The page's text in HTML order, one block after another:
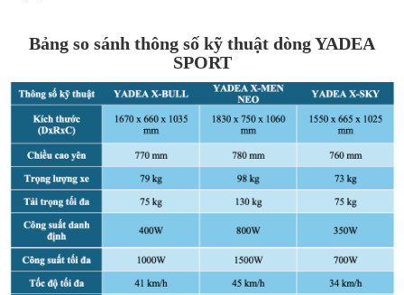
Bảng so sánh thông số kỹ thuật dòng YADEA
SPORT